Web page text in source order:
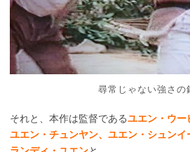
尋常じゃない強さの
それと、本作は監督であるユエン・ウー
ユエン・チュンヤン、ユエン・シュン